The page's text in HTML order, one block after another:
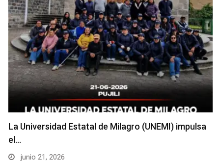
La Universidad Estatal de Milagro (UNEMI) impulsa
el…
junio 21, 2026